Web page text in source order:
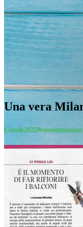
Blog
HomePressUna vera
Una vera
6 Aprile 2022Byanministrazione